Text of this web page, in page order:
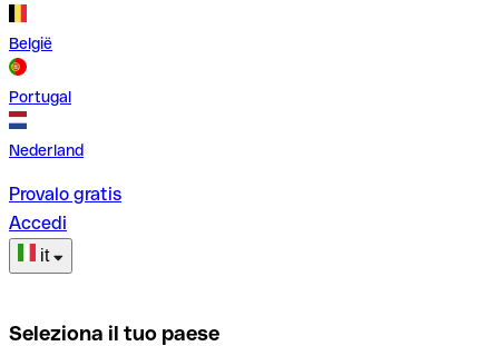
België
Portugal
Nederland
Provalo gratis
Accedi
it
Seleziona il tuo paese